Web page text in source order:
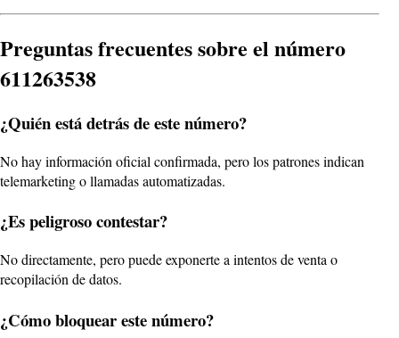
Preguntas frecuentes sobre el número
611263538
¿Quién está detrás de este número?
No hay información oficial confirmada, pero los patrones indican
telemarketing o llamadas automatizadas.
¿Es peligroso contestar?
No directamente, pero puede exponerte a intentos de venta o
recopilación de datos.
¿Cómo bloquear este número?